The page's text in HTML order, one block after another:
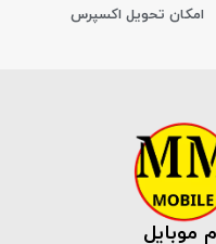
اﻣﮑﺎن ﺗﺤﻮﯾﻞ اﮐﺴﭙﺮس
موبایل